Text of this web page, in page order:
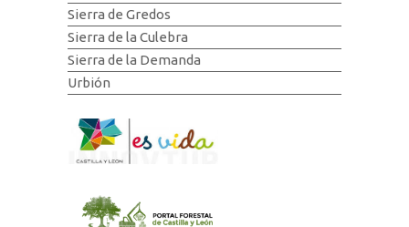
Sierra de Gredos
Sierra de la Culebra
Sierra de la Demanda
Urbión